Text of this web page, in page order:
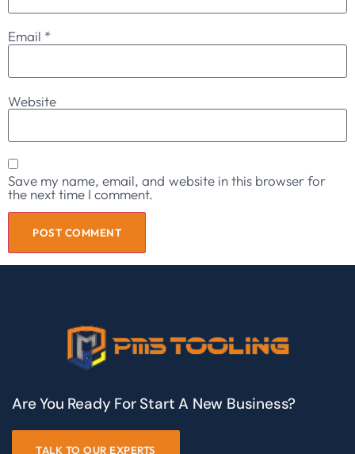
Email *
Website
Save my name, email, and website in this browser for
the next time I comment.
Are You Ready For Start A New Business?
TALK TO OUR EXPERTS